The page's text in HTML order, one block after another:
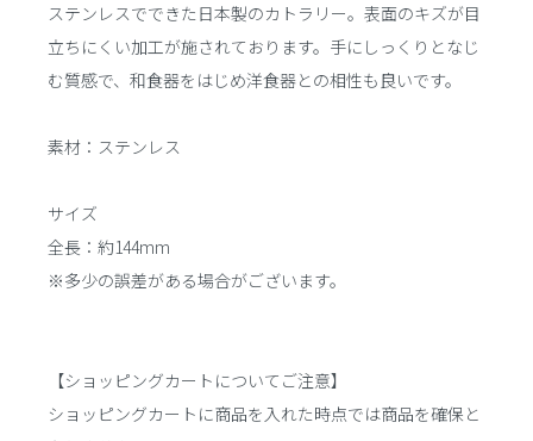
ステンレスでできた日本製のカトラリー。表面のキズが目
立ちにくい加工が施されております。手にしっくりとなじ
む質感で、和食器をはじめ洋食器との相性も良いです。
素材：ステンレス
サイズ
全長：約144mm
※多少の誤差がある場合がございます。
【ショッピングカートについてご注意】
ショッピングカートに商品を入れた時点では商品を確保と